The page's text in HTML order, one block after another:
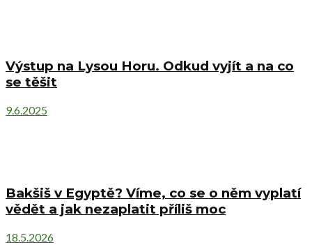
Výstup na Lysou Horu. Odkud vyjít a na co
se těšit
9.6.2025
Bakšiš v Egyptě? Víme, co se o něm vyplatí
vědět a jak nezaplatit příliš moc
18.5.2026